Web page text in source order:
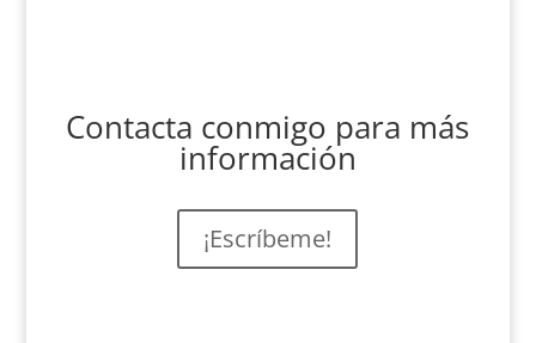
Contacta conmigo para más
información
¡Escríbeme!